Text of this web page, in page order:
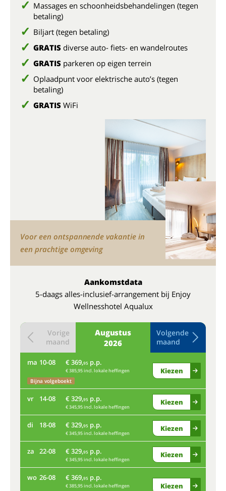
Massages en schoonheidsbehandelingen (tegen
betaling)
Biljart (tegen betaling)
GRATIS diverse auto- fiets- en wandelroutes
GRATIS parkeren op eigen terrein
Oplaadpunt voor elektrische auto’s (tegen
betaling)
GRATIS WiFi
Voor een ontspannende vakantie in
een prachtige omgeving
Aankomstdata
5-daags alles-inclusief-arrangement bij Enjoy
Wellnesshotel Aqualux
Augustus
2026
Vorige
maand
Volgende
maand
ma 10-08 € 369,95 p.p.
€ 385,95 incl. lokale heffingen
Bijna volgeboekt
Kiezen
vr 14-08 € 329,95 p.p.
€ 345,95 incl. lokale heffingen
Kiezen
di 18-08 € 329,95 p.p.
€ 345,95 incl. lokale heffingen
Kiezen
za 22-08 € 329,95 p.p.
€ 345,95 incl. lokale heffingen
Kiezen
wo 26-08 € 369,95 p.p.
€ 385,95 incl. lokale heffingen Kiezen